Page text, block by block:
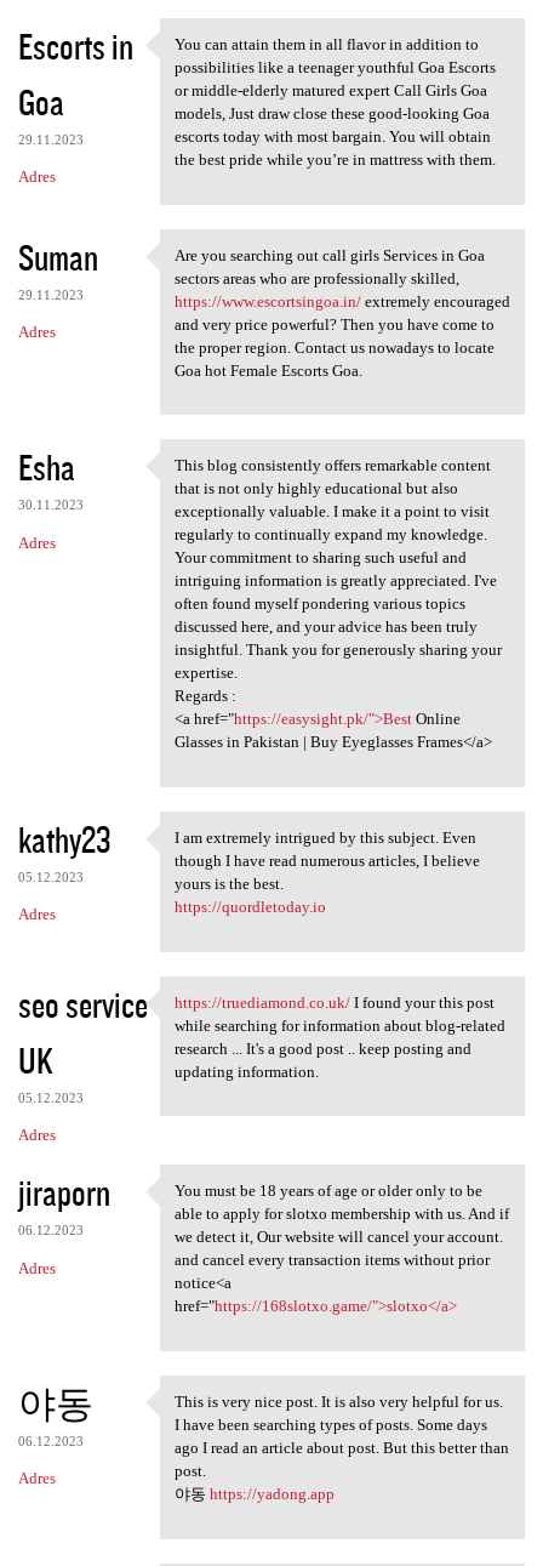
Escorts in
Goa
29.11.2023
Adres
You can attain them in all
You can attain them in all flavor in addition to
possibilities like a teenager youthful Goa Escorts
or middle-elderly matured expert Call Girls Goa
models, Just draw close these good-looking Goa
escorts today with most bargain. You will obtain
the best pride while you’re in mattress with them.
Suman
29.11.2023
Adres
Are you searching out call
Are you searching out call girls Services in Goa
sectors areas who are professionally skilled,
https://www.escortsingoa.in/extremely encouraged
and very price powerful? Then you have come to
the proper region. Contact us nowadays to locate
Goa hot Female Escorts Goa.
Esha
30.11.2023
Adres
This blog consistently offers
This blog consistently offers remarkable content
that is not only highly educational but also
exceptionally valuable. I make it a point to visit
regularly to continually expand my knowledge.
Your commitment to sharing such useful and
intriguing information is greatly appreciated. I've
often found myself pondering various topics
discussed here, and your advice has been truly
insightful. Thank you for generously sharing your
expertise.
Regards :
<a href="https://easysight.pk/">BestOnline
Glasses in Pakistan | Buy Eyeglasses Frames</a>
kathy23
05.12.2023
Adres
I am extremely intrigued by
I am extremely intrigued by this subject. Even
though I have read numerous articles, I believe
yours is the best.
https://quordletoday.io
seo service
UK
05.12.2023
Adres
https://truediamond.co.uk/ I
https://truediamond.co.uk/I found your this post
while searching for information about blog-related
research ... It's a good post .. keep posting and
updating information.
jiraporn
06.12.2023
Adres
You must be 18 years of age
You must be 18 years of age or older only to be
able to apply for slotxo membership with us. And if
we detect it, Our website will cancel your account.
and cancel every transaction items without prior
notice<a
href="https://168slotxo.game/">slotxo</a>
야동
06.12.2023
Adres
This is very nice post. It is
This is very nice post. It is also very helpful for us.
I have been searching types of posts. Some days
ago I read an article about post. But this better than
post.
야동 https://yadong.app